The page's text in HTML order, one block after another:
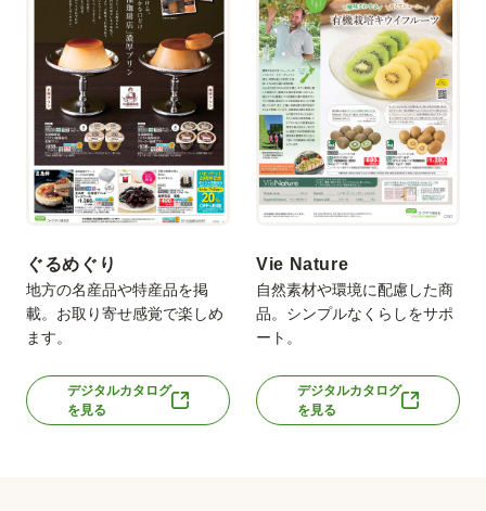
ぐるめぐり
地方の名産品や特産品を掲
載。お取り寄せ感覚で楽しめ
ます。
デジタルカタログ
を見る
Vie Nature
自然素材や環境に配慮した商
品。シンプルなくらしをサポ
ート。
デジタルカタログ
を見る